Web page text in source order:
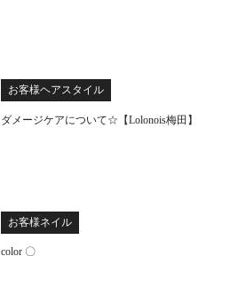
お客様ヘアスタイル
ダメージケアについて☆【Lolonois梅田】
お客様ネイル
color 〇